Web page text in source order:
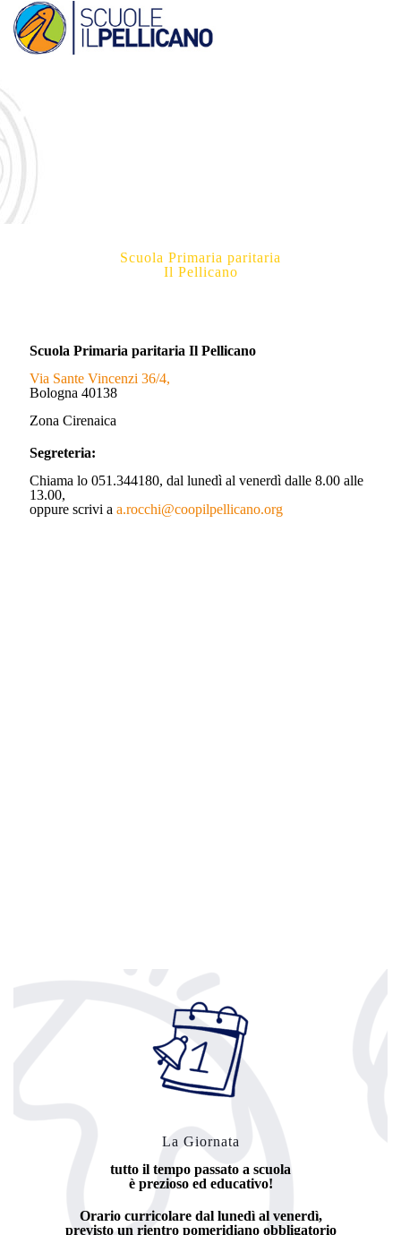
Scuola Primaria paritaria
Il Pellicano
Scuola Primaria paritaria Il Pellicano
Via Sante Vincenzi 36/4,
Bologna 40138
Zona Cirenaica
Segreteria:
Chiama lo 051.344180, dal lunedì al venerdì dalle 8.00 alle
13.00,
oppure scrivi a a.rocchi@coopilpellicano.org
La Giornata
tutto il tempo passato a scuola
è prezioso ed educativo!
Orario curricolare dal lunedì al venerdì,
previsto un rientro pomeridiano obbligatorio